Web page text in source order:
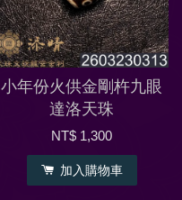
小年份火供金剛杵九眼
達洛天珠
NT$ 1,300
加入購物車